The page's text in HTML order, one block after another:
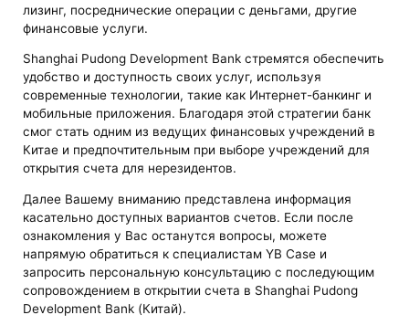
лизинг, посреднические операции с деньгами, другие
финансовые услуги.
Shanghai Pudong Development Bank стремятся обеспечить
удобство и доступность своих услуг, используя
современные технологии, такие как Интернет-банкинг и
мобильные приложения. Благодаря этой стратегии банк
смог стать одним из ведущих финансовых учреждений в
Китае и предпочтительным при выборе учреждений для
открытия счета для нерезидентов.
Далее Вашему вниманию представлена информация
касательно доступных вариантов счетов. Если после
ознакомления у Вас останутся вопросы, можете
напрямую обратиться к специалистам YB Case и
запросить персональную консультацию с последующим
сопровождением в открытии счета в Shanghai Pudong
Development Bank (Китай).